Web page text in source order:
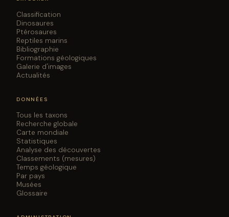
Classification
Dinosaures
Ptérosaures
Reptiles marins
Bibliographie
Formations géologiques
Galerie d'images
Actualités
DONNÉES
Tous les taxons
Recherche globale
Carte mondiale
Statistiques
Analyse des découvertes
Classements (mesures)
Temps géologique
Par pays
Musées
Glossaire